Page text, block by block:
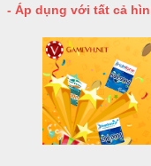
- Áp dụng với tất cả